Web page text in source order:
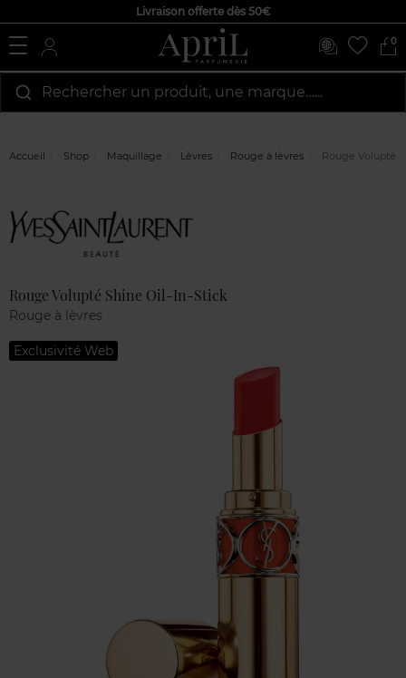
Livraison offerte dès 50€
0
Rechercher un produit, une marque…...
Accueil Shop Maquillage Lèvres Rouge à lèvres Rouge Volupté
Rouge Volupté Shine Oil-In-Stick
Rouge à lèvres
Exclusivité Web